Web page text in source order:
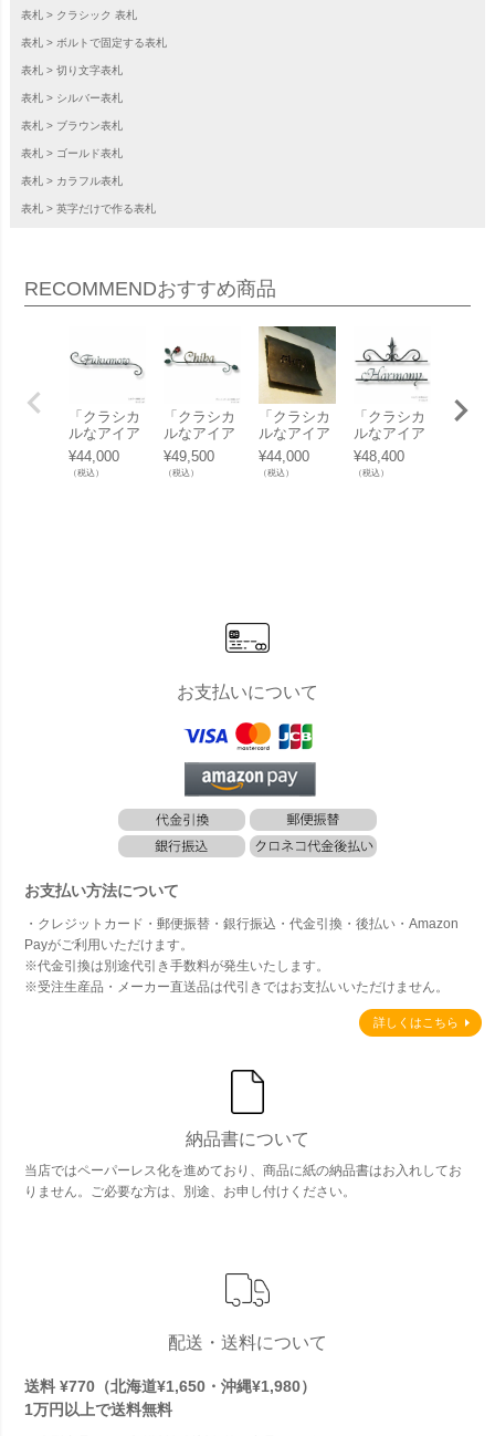
表札 クラシック 表札
表札 ボルトで固定する表札
表札 切り文字表札
表札 シルバー表札
表札 ブラウン表札
表札 ゴールド表札
表札 カラフル表札
表札 英字だけで作る表札
RECOMMENDおすすめ商品
「クラシカ
ルなアイア
ン表札 NL-
N01 シンプ
ル」
¥44,000
（税込）
「クラシカ
ルなアイア
ン表札 NL-
N02 バラ」
¥49,500
（税込）
「クラシカ
ルなアイア
ン表札 NL-
N28 ウェー
ブ」
¥44,000
（税込）
「クラシカ
ルなアイア
ン表札 NL-
N12 ティア
ラ」
¥48,400
（税込）
２世
お支払いについて
お支払い方法について
・クレジットカード・郵便振替・銀行振込・代金引換・後払い・Amazon
Payがご利用いただけます。
※代金引換は別途代引き手数料が発生いたします。
※受注生産品・メーカー直送品は代引きではお支払いいただけません。
詳しくはこちら
納品書について
当店ではペーパーレス化を進めており、商品に紙の納品書はお入れしてお
りません。ご必要な方は、別途、お申し付けください。
配送・送料について
送料 ¥770（北海道¥1,650・沖縄¥1,980）
1万円以上で送料無料